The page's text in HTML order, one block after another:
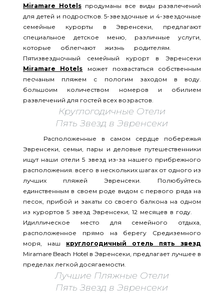
Miramare Hotelsпродуманы все виды развлечений
для детей и подростков. 5-звездочные и 4-звездочные
семейные курорты в Эвренсеки, предлагают
специальное детское меню, различные услуги,
которые облегчают жизнь родителям.
Пятизвездночный семейный курорт в Эвренсеки
Miramare Hotels может похвастаться собственным
песчаным пляжем с пологим заходом в воду.
большоим количеством номеров и обилием
развлечений для гостей всех возрастов.
Круглогодичные Отели
Пять Звезд в Эвренсеки
Расположенные в самом сердце побережья
Эвренсеки, семьи, пары и деловые путешественники
ищут наши отели 5 звезд из-за нашего прибрежного
расположения. всего в нескольких шагах от одного из
лучших пляжей Эвренсеки. Полюбуйтесь
единственным в своем роде видом с первого ряда на
песок, прибой и закаты со своего балкона на одном
из курортов 5 звезд Эвренсеки, 12 месяцев в году.
Идиллическое место для семейного отдыха,
расположенное прямо на берегу Средиземного
моря, наш круглогодичный отель пять звезд
Miramare Beach Hotel в Эвренсеки, предлагает лучшее в
пределах легкой досягаемости.
Лучшие Пляжные Отели
Пять Звезд в Эвренсеки